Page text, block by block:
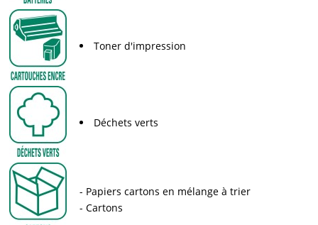
Toner d'impression
Déchets verts
Papiers cartons en mélange à trier
Cartons